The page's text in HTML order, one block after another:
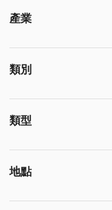
產業
類別
類型
地點